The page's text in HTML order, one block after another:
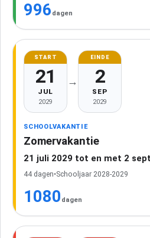
996 dagen
START
21
JUL
2029
→
EINDE
2
SEP
2029
SCHOOLVAKANTIE
Zomervakantie
21 juli 2029 tot en met 2
44 dagen•Schooljaar 2028-2029
1080 dagen